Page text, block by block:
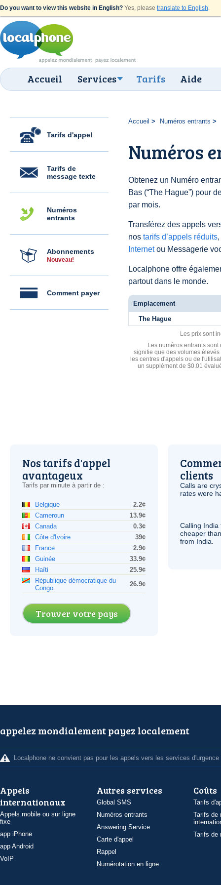
Do you want to view this website in English? Yes, please translate to English.
Accueil Services Tarifs Aide
Tarifs d'appel
Tarifs de
message texte
Numéros
entrants
Abonnements
Nouveau!
Comment payer
Accueil Numéros entrants
Numéros
Obtenez un Numéro
Bas (“The Hague”) pour
par mois.
Transférez des appels
nos tarifs d’appels réduits
Internetou Messagerie
Localphone offre
partout dans le monde.
Emplacement
The Hague
Les prix sont
Les numéros entrants
signifie que des volumes
les centres d'appels ou de
un supplément de $0.01
Nos tarifs d'appel
avantageux
Tarifs par minute à partir de :
Belgique
2.2¢
Cameroun
13.9¢
Canada
0.3¢
Côte d'Ivoire
39¢
France
2.9¢
Guinée
33.9¢
Haïti
25.9¢
République démocratique du
Congo
26.9¢
Trouver votre pays
clients
Calls are
rates were
Calling
cheaper
from India.
appelez mondialement payez localement
Localphone ne convient pas pour les appels vers les services d'urgence
Appels
internationaux
Appels mobile ou sur ligne
fixe
app iPhone
app Android
VoIP
Autres services
Global SMS
Numéros entrants
Answering Service
Carte d'appel
Rappel
Numérotation en ligne
Coûts
Tarifs
Tarifs de
Tarifs de